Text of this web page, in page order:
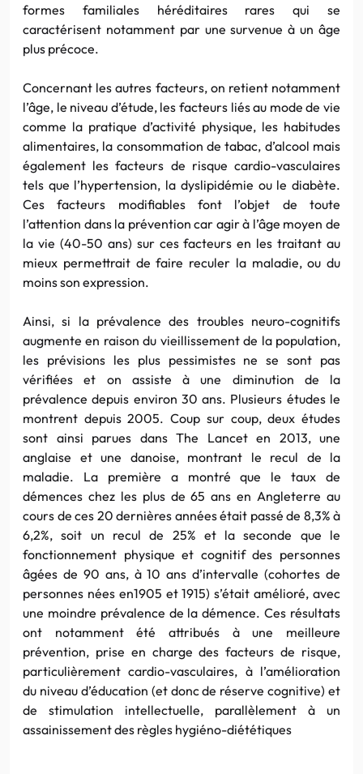
formes familiales héréditaires rares qui se
caractérisent notamment par une survenue à un âge
plus précoce.
Concernant les autres facteurs, on retient notamment
l’âge, le niveau d’étude, les facteurs liés au mode de vie
comme la pratique d’activité physique, les habitudes
alimentaires, la consommation de tabac, d’alcool mais
également les facteurs de risque cardio-vasculaires
tels que l’hypertension, la dyslipidémie ou le diabète.
Ces facteurs modifiables font l’objet de toute
l’attention dans la prévention car agir à l’âge moyen de
la vie (40-50 ans) sur ces facteurs en les traitant au
mieux permettrait de faire reculer la maladie, ou du
moins son expression.
Ainsi, si la prévalence des troubles neuro-cognitifs
augmente en raison du vieillissement de la population,
les prévisions les plus pessimistes ne se sont pas
vérifiées et on assiste à une diminution de la
prévalence depuis environ 30 ans. Plusieurs études le
montrent depuis 2005. Coup sur coup, deux études
sont ainsi parues dans The Lancet en 2013, une
anglaise et une danoise, montrant le recul de la
maladie. La première a montré que le taux de
démences chez les plus de 65 ans en Angleterre au
cours de ces 20 dernières années était passé de 8,3% à
6,2%, soit un recul de 25% et la seconde que le
fonctionnement physique et cognitif des personnes
âgées de 90 ans, à 10 ans d’intervalle (cohortes de
personnes nées en1905 et 1915) s’était amélioré, avec
une moindre prévalence de la démence. Ces résultats
ont notamment été attribués à une meilleure
prévention, prise en charge des facteurs de risque,
particulièrement cardio-vasculaires, à l’amélioration
du niveau d’éducation (et donc de réserve cognitive) et
de stimulation intellectuelle, parallèlement à un
assainissement des règles hygiéno-diététiques